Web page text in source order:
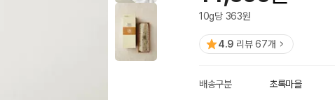
10g당 363원
4.9 리뷰67개
배송구분 초록마을